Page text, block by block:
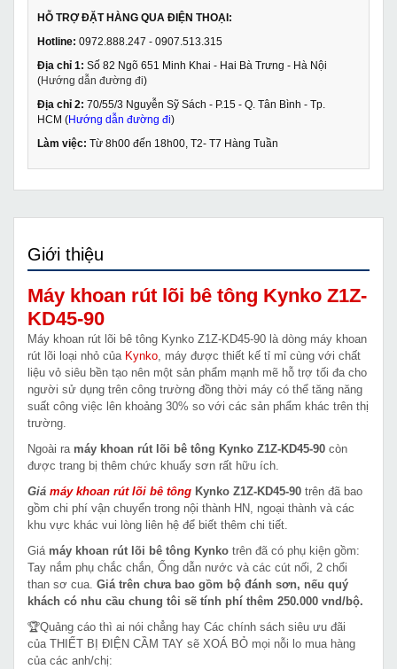
HỖ TRỢ ĐẶT HÀNG QUA ĐIỆN THOẠI:
Hotline: 0972.888.247 - 0907.513.315
Địa chỉ 1: Số 82 Ngõ 651 Minh Khai - Hai Bà Trưng - Hà Nội
(Hướng dẫn đường đi)
Địa chỉ 2: 70/55/3 Nguyễn Sỹ Sách - P.15 - Q. Tân Bình - Tp.
HCM (Hướng dẫn đường đi)
Làm việc: Từ 8h00 đến 18h00, T2- T7 Hàng Tuần
Giới thiệu
Máy khoan rút lõi bê tông Kynko Z1Z-
KD45-90
Máy khoan rút lõi bê tông Kynko Z1Z-KD45-90 là dòng máy khoan
rút lõi loại nhỏ của Kynko , máy được thiết kế tỉ mỉ cùng với chất
liệu vỏ siêu bền tạo nên một sản phẩm mạnh mẽ hỗ trợ tối đa cho
người sử dụng trên công trường đồng thời máy có thể tăng năng
suất công việc lên khoảng 30% so với các sản phẩm khác trên thị
trường.
Ngoài ra máy khoan rút lõi bê tông Kynko Z1Z-KD45-90 còn
được trang bị thêm chức khuấy sơn rất hữu ích.
Giá máy khoan rút lõi bê tông Kynko Z1Z-KD45-90 trên đã bao
gồm chi phí vận chuyển trong nội thành HN, ngoại thành và các
khu vực khác vui lòng liên hệ để biết thêm chi tiết.
Giá máy khoan rút lõi bê tông Kynko trên đã có phụ kiện gồm:
Tay nắm phụ chắc chắn, Ống dẫn nước và các cút nối, 2 chổi
than sơ cua. Giá trên chưa bao gồm bộ đánh sơn, nếu quý
khách có nhu cầu chung tôi sẽ tính phí thêm 250.000 vnd/bộ.
🏆Quảng cáo thì ai nói chẳng hay Các chính sách siêu ưu đãi
của THIẾT BỊ ĐIỆN CẦM TAY sẽ XOÁ BỎ mọi nỗi lo mua hàng
của các anh/chị: